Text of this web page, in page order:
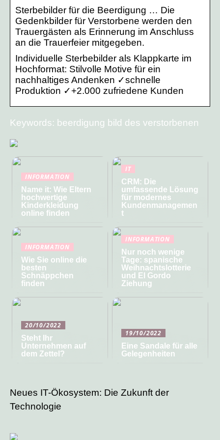
Sterbebilder für die Beerdigung … Die
Gedenkbilder für Verstorbene werden den
Trauergästen als Erinnerung im Anschluss
an die Trauerfeier mitgegeben.
Individuelle Sterbebilder als Klappkarte im
Hochformat: Stilvolle Motive für ein
nachhaltiges Andenken ✓schnelle
Produktion ✓+2.000 zufriedene Kunden
Keywords: beerdigung bild des verstorbenen
INFORMATION
Name it: Wie Eltern
hochwertige
Kinderkleidung
online finden
IT
CRM: Die
umfassende Lösung
für modernes
Kundenmanagemen
t
INFORMATION
Wie Sie online die
besten
Schnäppchen
finden
INFORMATION
Nur noch wenige
Tage: spanische
Weihnachtslotterie
und El Gordo
Ziehung
20/10/2022
Steht Ihr
Unternehmen auf
dem Zettel?
19/10/2022
Eine Sandale für alle
Gelegenheiten
Neues IT-Ökosystem: Die Zukunft der
Technologie